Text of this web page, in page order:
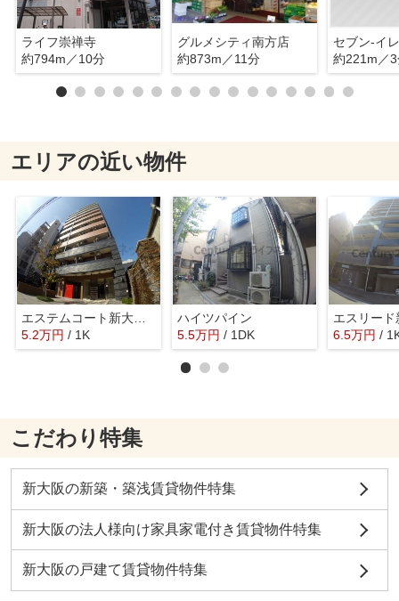
ライフ崇禅寺
約794m／10分
グルメシティ南方店
約873m／11分
約221m／
エリアの近い物件
エステムコート新大阪7ステーションプレミアム
5.2万円 / 1K
ハイツパイン
5.5万円 / 1DK 6.5万円 /
こだわり特集
新大阪の新築・築浅賃貸物件特集
新大阪の法人様向け家具家電付き賃貸物件特集
新大阪の戸建て賃貸物件特集